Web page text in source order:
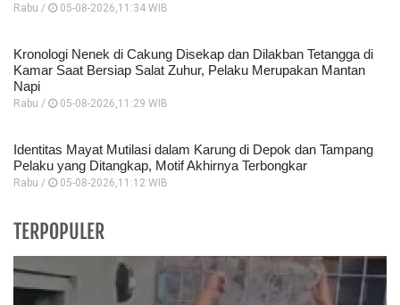
Rabu / 05-08-2026,11:34 WIB
Kronologi Nenek di Cakung Disekap dan Dilakban Tetangga di
Kamar Saat Bersiap Salat Zuhur, Pelaku Merupakan Mantan
Napi
Rabu / 05-08-2026,11:29 WIB
Identitas Mayat Mutilasi dalam Karung di Depok dan Tampang
Pelaku yang Ditangkap, Motif Akhirnya Terbongkar
Rabu / 05-08-2026,11:12 WIB
TERPOPULER